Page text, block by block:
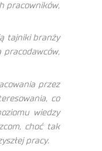
pracowników,
tajniki branży
pracodawców,
przez
co
wiedzy
choć tak
pracy.